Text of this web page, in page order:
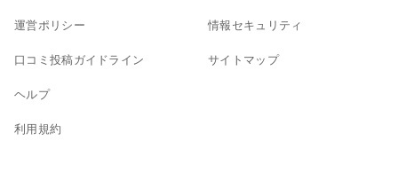
運営ポリシー
口コミ投稿ガイドライン
ヘルプ
利用規約
情報セキュリティ
サイトマップ